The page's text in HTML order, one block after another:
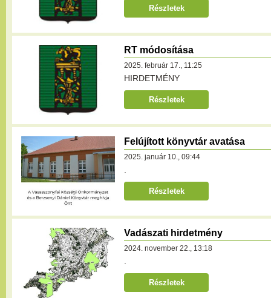
Részletek
RT módosítása
2025. február 17., 11:25
HIRDETMÉNY
Részletek
Felújított könyvtár avatása
2025. január 10., 09:44
Részletek
Vadászati hirdetmény
2024. november 22., 13:18
Részletek